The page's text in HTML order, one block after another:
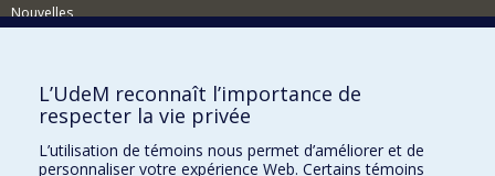
Nouvelles
Comment soutenir le Département?
BESOIN D'AIDE?
Plan du site
L’UdeM reconnaît l’importance de
respecter la vie privée
L’utilisation de témoins nous permet d’améliorer et de
personnaliser votre expérience Web. Certains témoins